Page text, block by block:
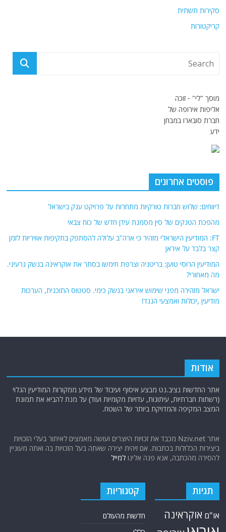
סקירות תשתית
קריקטורות
מוסך "לי" - זוכה
אליפות אירופה של
חברת סובארו במבחן
ידע
פוסטים אחרונים
דיווחים: שלוש חברות טורקיות מתחרות על פרויקט ענק בישראל
מהפכת הטנקים של סין מסמנת עידן חדש של כוח צבאי
FT: המודיעין הישראלי מזהיר כי ארה"ב עלולה להסתפק בתקיפות אוויריות לזמן
קצר בלבד על איראן
המודיעין הרוסי טוען: בריטניה וצרפת חימשו בסתר את אוקראינה בנשק גרעיני.
מה מאחורי?
ישראל מזהירה מפני שימוש איראני בנשק כימי. סטטוס התוכנית, הערכות
מודיעין ,יכולות ואמצעי הנגד!
אודות
אתר החדשות נציב.נט מבצע איסוף ועיבוד של מידע ממקורות המודיעין הגלוי
(רשתות חברתיות, עיתונות, עדויות מקומיות ועוד) על מנת להביא את תמונת
המצב המקיפה והמדויקת ביותר של השטח.
אתר Nziv.net מכבד את זכויות היוצרים ועושה מאמצים לאיתור בעלי הזכויות
ביצירות הכלולות בכתבות. אם זיהית יצירה שאתה בעל הזכויות בה ואתה מעוניין
להסירה מהכתבה, אנא פנה אלינולמייל
תגיות
או"ם אוקראינה
קטגוריות
חדשות מהעולם